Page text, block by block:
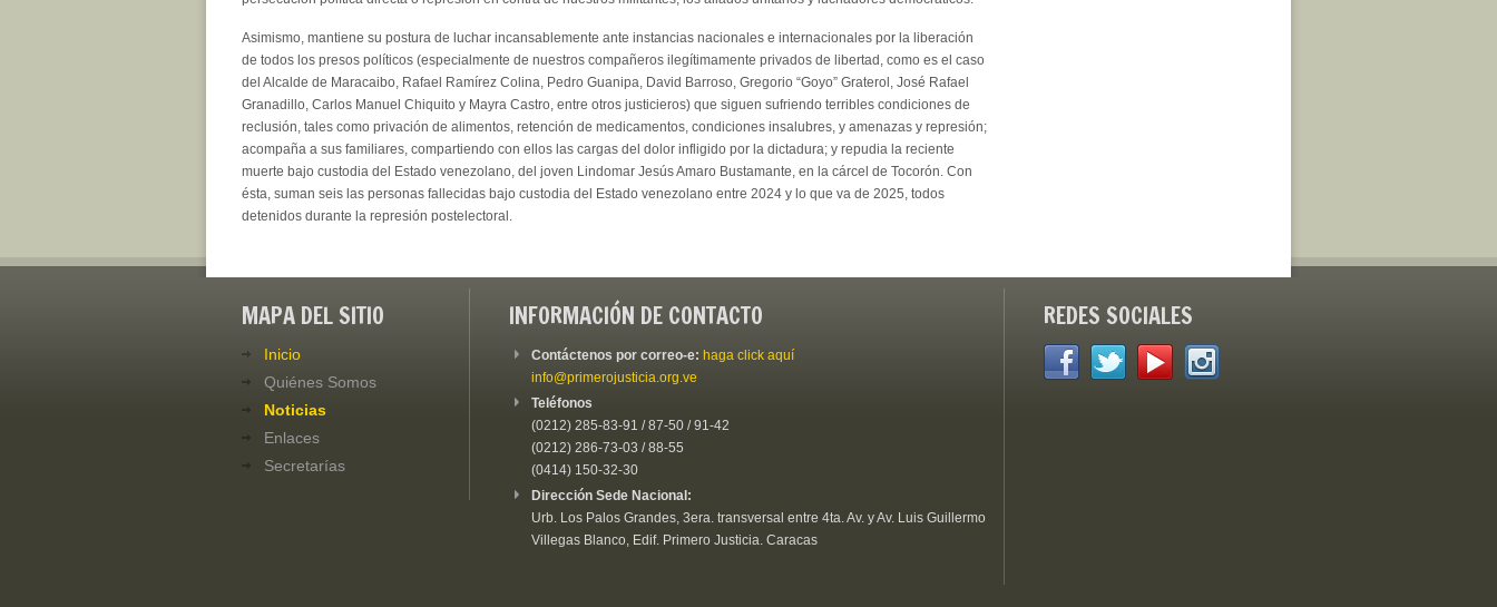
Asimismo, mantiene su postura de luchar incansablemente ante instancias nacionales e internacionales por la liberación
de todos los presos políticos (especialmente de nuestros compañeros ilegítimamente privados de libertad, como es el caso
del Alcalde de Maracaibo, Rafael Ramírez Colina, Pedro Guanipa, David Barroso, Gregorio “Goyo” Graterol, José Rafael
Granadillo, Carlos Manuel Chiquito y Mayra Castro, entre otros justicieros) que siguen sufriendo terribles condiciones de
reclusión, tales como privación de alimentos, retención de medicamentos, condiciones insalubres, y amenazas y represión;
acompaña a sus familiares, compartiendo con ellos las cargas del dolor infligido por la dictadura; y repudia la reciente
muerte bajo custodia del Estado venezolano, del joven Lindomar Jesús Amaro Bustamante, en la cárcel de Tocorón. Con
ésta, suman seis las personas fallecidas bajo custodia del Estado venezolano entre 2024 y lo que va de 2025, todos
detenidos durante la represión postelectoral.
MAPA DEL SITIO
Inicio
Quiénes Somos
Noticias
Enlaces
Secretarías
INFORMACIÓN DE CONTACTO
Contáctenos por correo-e: haga click aquí
info@primerojusticia.org.ve
Teléfonos
(0212) 285-83-91 / 87-50 / 91-42
(0212) 286-73-03 / 88-55
(0414) 150-32-30
Dirección Sede Nacional:
Urb. Los Palos Grandes, 3era. transversal entre 4ta. Av. y Av. Luis Guillermo
Villegas Blanco, Edif. Primero Justicia. Caracas
REDES SOCIALES